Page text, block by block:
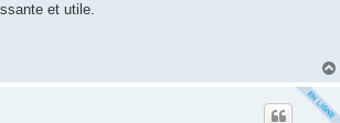
et utile.